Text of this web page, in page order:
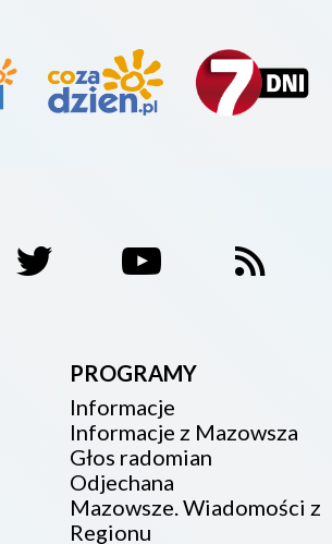
PROGRAMY
Informacje
Informacje z Mazowsza
Głos radomian
Odjechana
Mazowsze. Wiadomości z
Regionu